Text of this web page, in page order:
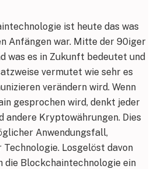
ist heute das was
Anfängen war. Mitte der 90iger
was es in Zukunft bedeutet und
vermutet wie sehr es
verändern wird. Wenn
gesprochen wird, denkt jeder
andere Kryptowährungen. Dies
Anwendungsfall,
Technologie. Losgelöst davon
Blockchaintechnologie ein